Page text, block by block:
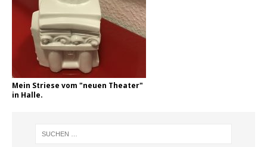
Mein Striese vom "neuen Theater"
in Halle.